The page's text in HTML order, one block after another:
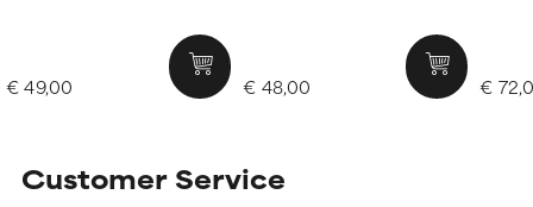
€ 49,00 € 48,00 €
Customer Service